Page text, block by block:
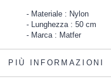
Materiale : Nylon
Lunghezza : 50 cm
Marca : Matfer
PIÙ INFORMAZIONI